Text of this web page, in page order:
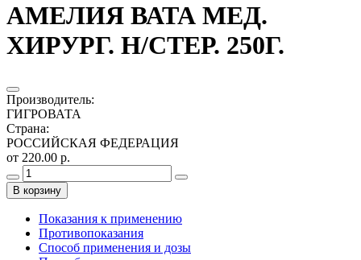
АМЕЛИЯ ВАТА МЕД.
ХИРУРГ. Н/СТЕР. 250Г.
Производитель:
ГИГРОВАТА
Страна:
РОССИЙСКАЯ ФЕДЕРАЦИЯ
от 220.00 р.
В корзину
Показания к применению
Противопоказания
Способ применения и дозы